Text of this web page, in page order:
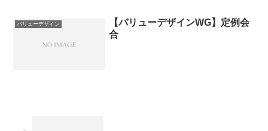
バリューデザイン
【バリューデザインWG】定例会
合